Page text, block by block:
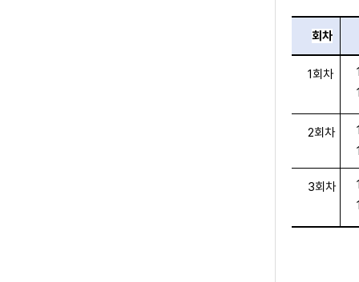
회차
1회차
2회차
3회차